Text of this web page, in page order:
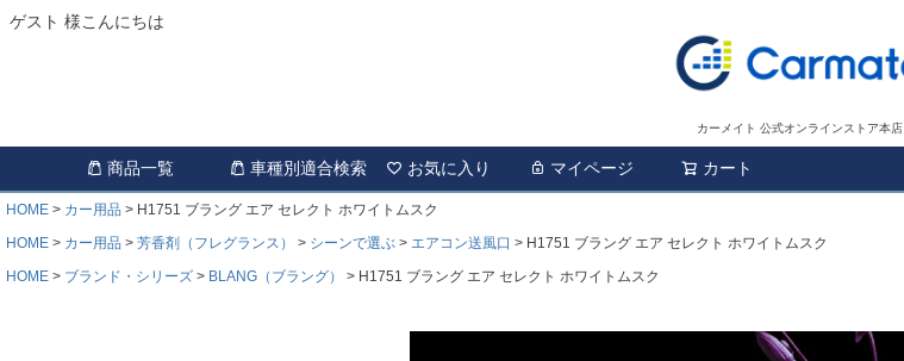
ゲスト 様こんにちは
カーメイト 公式オンラインストア本店
商品一覧 車種別適合検索 お気に入り マイページ カート
HOME カー用品
H1751 ブラング エア セレクト ホワイトムスク
HOME
カー用品 芳香剤（フレグランス） シーンで選ぶ エアコン送風口
H1751 ブラング エア セレクト ホワイトムスク
HOME
ブランド・シリーズ BLANG（ブラング） H1751 ブラング エア セレクト ホワイトムスク